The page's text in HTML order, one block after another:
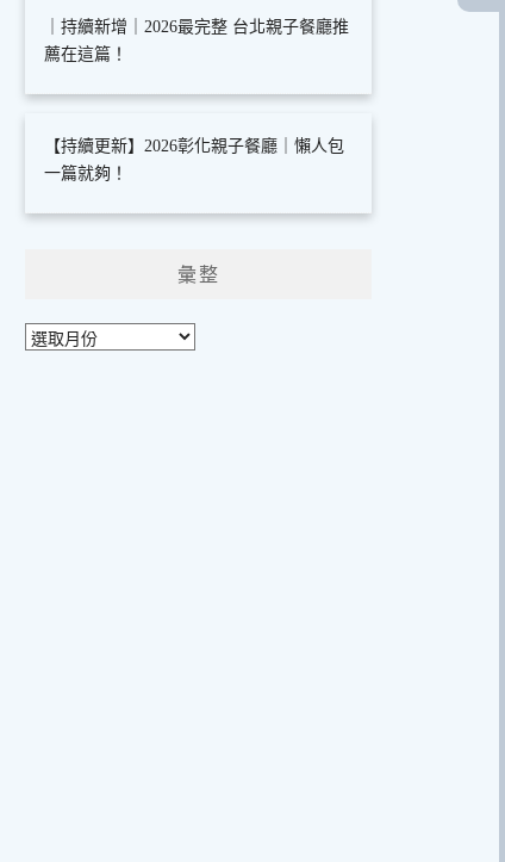
｜持續新增｜2026最完整 台北親子餐廳推
薦在這篇！
【持續更新】2026彰化親子餐廳｜懶人包
一篇就夠！
彙整
彙